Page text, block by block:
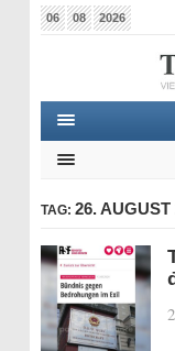
06 08 2026
TAG: 26. AUGUST